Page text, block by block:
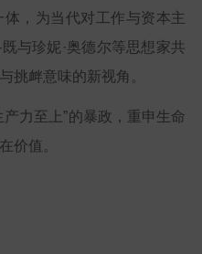
，为当代对工作与资本主
与珍妮·奥德尔等思想家共
挑衅意味的新视角。
力至上”的暴政，重申生命
价值。